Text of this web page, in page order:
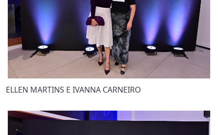
ELLEN MARTINS E IVANNA CARNEIRO